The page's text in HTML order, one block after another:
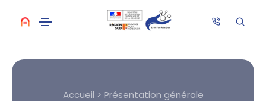
Accueil > Présentation générale